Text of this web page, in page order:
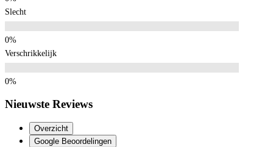
Slecht
Verschrikkelijk
Nieuwste Reviews
Overzicht
Google Beoordelingen